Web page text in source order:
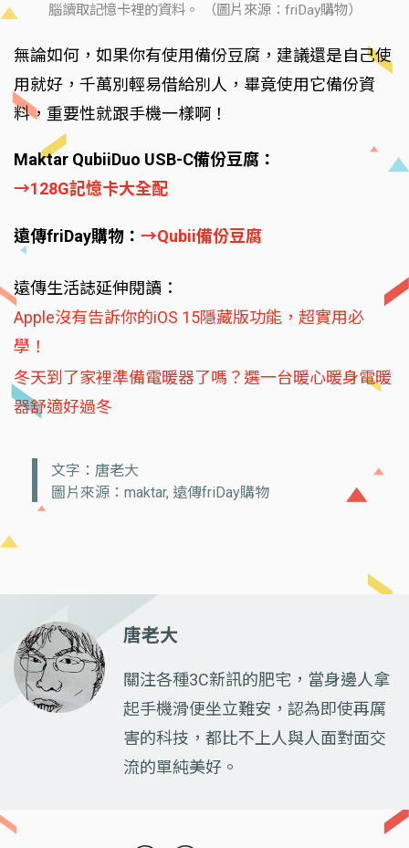
腦讀取記憶卡裡的資料。 （圖片來源：friDay購物）
無論如何，如果你有使用備份豆腐，建議還是自己使
用就好，千萬別輕易借給別人，畢竟使用它備份資
料，重要性就跟手機一樣啊！
Maktar QubiiDuo USB-C備份豆腐：
→128G記憶卡大全配
遠傳friDay購物： →Qubii備份豆腐
遠傳生活誌延伸閱讀：
Apple沒有告訴你的iOS 15隱藏版功能，超實用必
學！
冬天到了家裡準備電暖器了嗎？選一台暖心暖身電暖
器舒適好過冬
文字：唐老大
圖片來源：maktar, 遠傳friDay購物
唐老大
關注各種3C新訊的肥宅，當身邊人拿
起手機滑便坐立難安，認為即使再厲
害的科技，都比不上人與人面對面交
流的單純美好。